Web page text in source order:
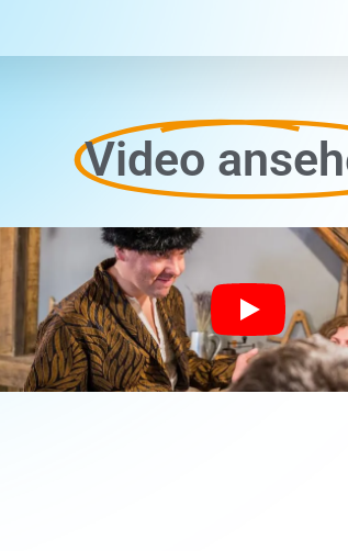
Video